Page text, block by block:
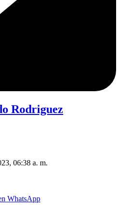
Rodriguez
06:38 a. m.
WhatsApp